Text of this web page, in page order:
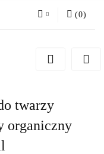
Zarejestruj się
(0)
twarzy
organiczny